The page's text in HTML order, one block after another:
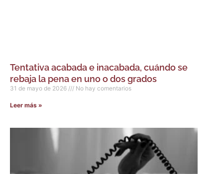
Tentativa acabada e inacabada, cuándo se
rebaja la pena en uno o dos grados
31 de mayo de 2026 No hay comentarios
Leer más »